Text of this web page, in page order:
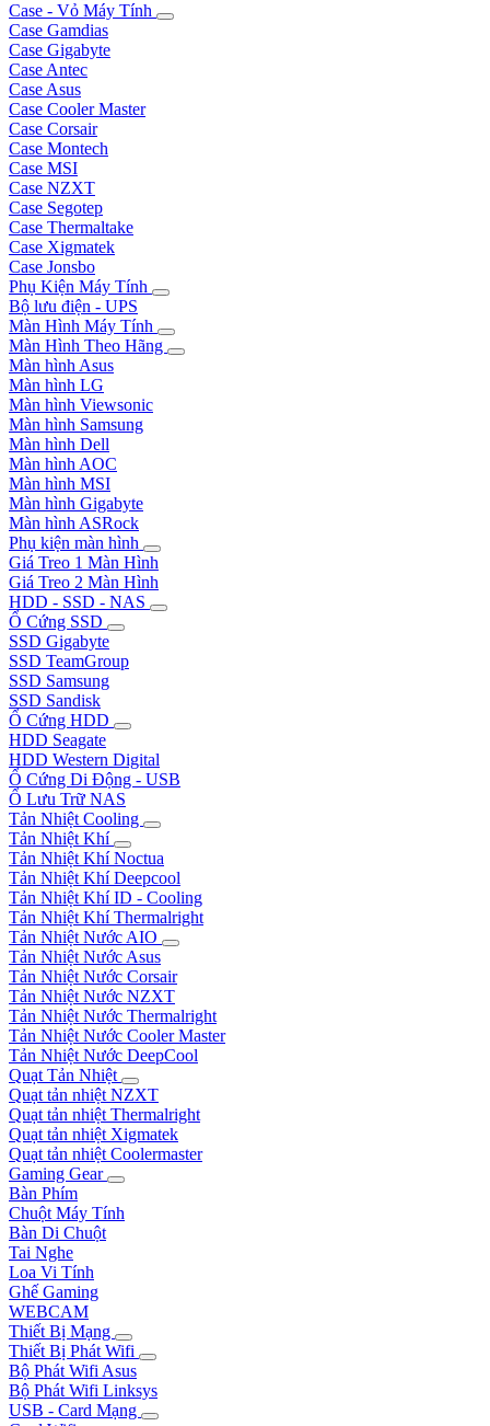
Case - Vỏ Máy Tính
Case Gamdias
Case Gigabyte
Case Antec
Case Asus
Case Cooler Master
Case Corsair
Case Montech
Case MSI
Case NZXT
Case Segotep
Case Thermaltake
Case Xigmatek
Case Jonsbo
Phụ Kiện Máy Tính
Bộ lưu điện - UPS
Màn Hình Máy Tính
Màn Hình Theo Hãng
Màn hình Asus
Màn hình LG
Màn hình Viewsonic
Màn hình Samsung
Màn hình Dell
Màn hình AOC
Màn hình MSI
Màn hình Gigabyte
Màn hình ASRock
Phụ kiện màn hình
Giá Treo 1 Màn Hình
Giá Treo 2 Màn Hình
HDD - SSD - NAS
Ổ Cứng SSD
SSD Gigabyte
SSD TeamGroup
SSD Samsung
SSD Sandisk
Ổ Cứng HDD
HDD Seagate
HDD Western Digital
Ổ Cứng Di Động - USB
Ổ Lưu Trữ NAS
Tản Nhiệt Cooling
Tản Nhiệt Khí
Tản Nhiệt Khí Noctua
Tản Nhiệt Khí Deepcool
Tản Nhiệt Khí ID - Cooling
Tản Nhiệt Khí Thermalright
Tản Nhiệt Nước AIO
Tản Nhiệt Nước Asus
Tản Nhiệt Nước Corsair
Tản Nhiệt Nước NZXT
Tản Nhiệt Nước Thermalright
Tản Nhiệt Nước Cooler Master
Tản Nhiệt Nước DeepCool
Quạt Tản Nhiệt
Quạt tản nhiệt NZXT
Quạt tản nhiệt Thermalright
Quạt tản nhiệt Xigmatek
Quạt tản nhiệt Coolermaster
Gaming Gear
Bàn Phím
Chuột Máy Tính
Bàn Di Chuột
Tai Nghe
Loa Vi Tính
Ghế Gaming
WEBCAM
Thiết Bị Mạng
Thiết Bị Phát Wifi
Bộ Phát Wifi Asus
Bộ Phát Wifi Linksys
USB - Card Mạng